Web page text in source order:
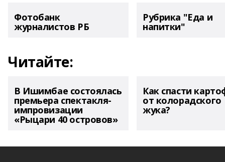
Фотобанк
журналистов РБ
Рубрика "Еда и
напитки"
Читайте:
В Ишимбае состоялась
премьера спектакля-
импровизации
«Рыцари 40 островов»
Как спасти
от колорадского
жука?